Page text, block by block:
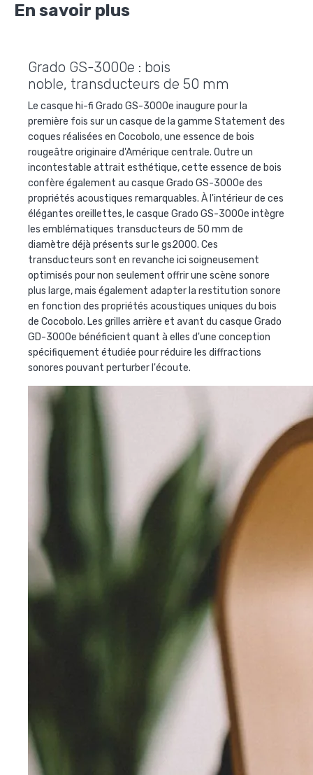
En savoir plus
Grado GS-3000e : bois
noble, transducteurs de 50 mm
Le casque hi-fi Grado GS-3000e inaugure pour la
première fois sur un casque de la gamme Statement des
coques réalisées en Cocobolo, une essence de bois
rougeâtre originaire d'Amérique centrale. Outre un
incontestable attrait esthétique, cette essence de bois
confère également au casque Grado GS-3000e des
propriétés acoustiques remarquables. À l'intérieur de ces
élégantes oreillettes, le casque Grado GS-3000e intègre
les emblématiques transducteurs de 50 mm de
diamètre déjà présents sur le gs2000. Ces
transducteurs sont en revanche ici soigneusement
optimisés pour non seulement offrir une scène sonore
plus large, mais également adapter la restitution sonore
en fonction des propriétés acoustiques uniques du bois
de Cocobolo. Les grilles arrière et avant du casque Grado
GD-3000e bénéficient quant à elles d'une conception
spécifiquement étudiée pour réduire les diffractions
sonores pouvant perturber l'écoute.